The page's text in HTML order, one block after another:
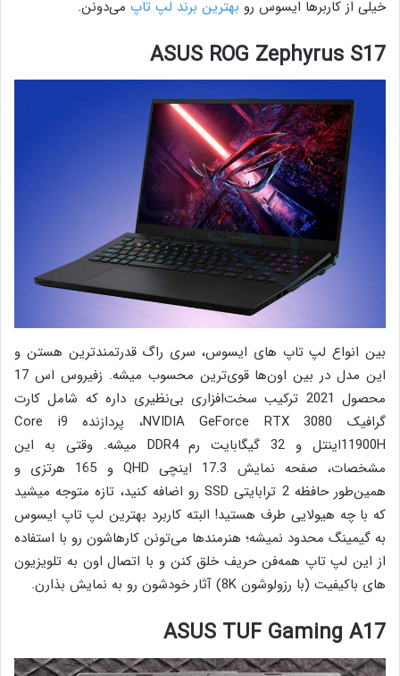
خیلی از کاربرها ایسوس رو بهترین برند لپ تاپ می‌دونن.
ASUS ROG Zephyrus S17
بین انواع لپ تاپ های ایسوس، سری راگ قدرتمندترین هستن و
این مدل در بین اون‌ها قوی‌ترین محسوب میشه. زفیروس اس 17
محصول 2021 ترکیب سخت‌افزاری بی‌نظیری داره که شامل کارت
گرافیک NVIDIA GeForce RTX 3080، پردازنده Core i9
11900Hاینتل و 32 گیگابایت رم DDR4 میشه. وقتی به این
مشخصات، صفحه نمایش 17.3 اینچی QHD و 165 هرتزی و
همین‌طور حافظه 2 ترابایتی SSD رو اضافه کنید، تازه متوجه میشید
که با چه هیولایی طرف هستید! البته کاربرد بهترین لپ تاپ ایسوس
به گیمینگ محدود نمیشه؛ هنرمندها می‌تونن کارهاشون رو با استفاده
از این لپ تاپ همه‌فن حریف خلق کنن و با اتصال اون به تلویزیون
های باکیفیت (با رزولوشون 8K) آثار خودشون رو به نمایش بذارن.
ASUS TUF Gaming A17